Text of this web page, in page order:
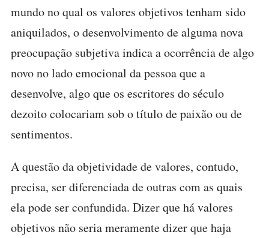
mundo no qual os valores objetivos tenham sido
aniquilados, o desenvolvimento de alguma nova
preocupação subjetiva indica a ocorrência de algo
novo no lado emocional da pessoa que a
desenvolve, algo que os escritores do século
dezoito colocariam sob o título de paixão ou de
sentimentos.
A questão da objetividade de valores, contudo,
precisa, ser diferenciada de outras com as quais
ela pode ser confundida. Dizer que há valores
objetivos não seria meramente dizer que haja